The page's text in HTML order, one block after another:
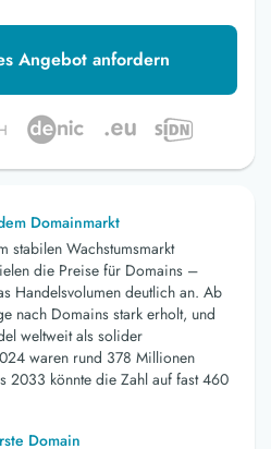
Angebot anfordern
Domainmarkt
stabilen Wachstumsmarkt
die Preise für Domains –
Handelsvolumen deutlich an. Ab
nach Domains stark erholt, und
weltweit als solider
waren rund 378 Millionen
2033 könnte die Zahl auf fast 460
Domain